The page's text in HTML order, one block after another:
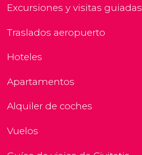
Excursiones y visitas guiadas
Traslados aeropuerto
Hoteles
Apartamentos
Alquiler de coches
Vuelos